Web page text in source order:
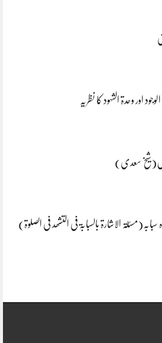
اور وحدۃ الشہود کا نظریہ
سعدی)
سبابہ(مسئلۃ الاشارۃ بالسبابۃ فی التشھد فی الصلوۃ)